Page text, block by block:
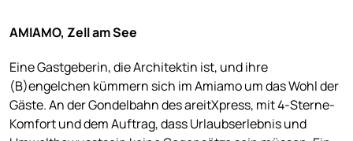
AMIAMO, Zell am See
Eine Gastgeberin, die Architektin ist, und ihre
(B)engelchen kümmern sich im Amiamo um das Wohl der
Gäste. An der Gondelbahn des areitXpress, mit 4-Sterne-
Komfort und dem Auftrag, dass Urlaubserlebnis und